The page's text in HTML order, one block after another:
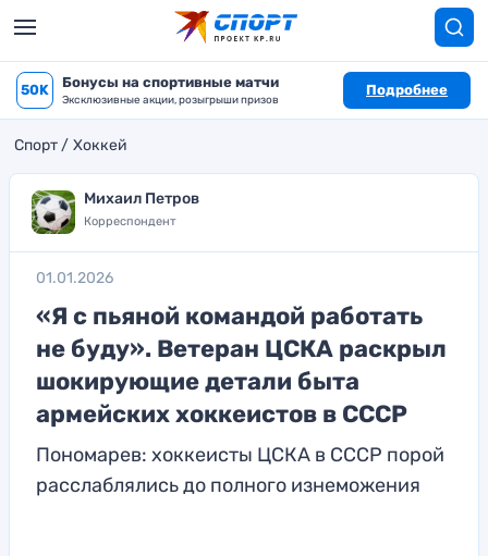
50K Бонусы на спортивные матчи
Эксклюзивные акции, розыгрыши призов
Подробнее
Спорт Хоккей
Михаил Петров
Корреспондент
01.01.2026
«Я с пьяной командой работать
не буду». Ветеран ЦСКА раскрыл
шокирующие детали быта
армейских хоккеистов в СССР
Пономарев: хоккеисты ЦСКА в СССР порой
расслаблялись до полного изнеможения